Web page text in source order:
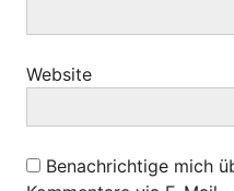
Website
Benachrichtige mich